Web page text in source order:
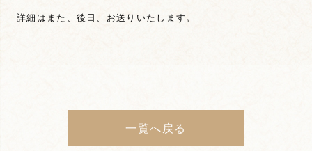
詳細はまた、後日、お送りいたします。
一覧へ戻る